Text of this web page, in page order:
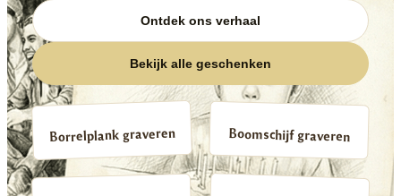
Ontdek ons verhaal
Bekijk alle geschenken
Borrelplank graveren Boomschijf graveren